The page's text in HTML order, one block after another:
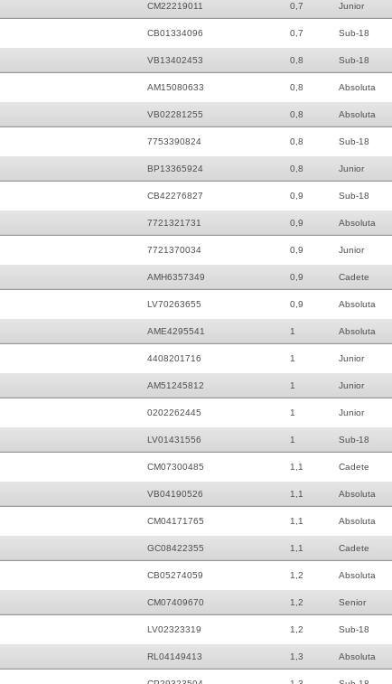
CM22219011 0,7 Junior
CB01334096 0,7 Sub-18
VB13402453 0,8 Sub-18
AM15080633 0,8 Absoluta
VB02281255 0,8 Absoluta
7753390824 0,8 Sub-18
BP13365924 0,8 Junior
CB42276827 0,9 Sub-18
7721321731 0,9 Absoluta
7721370034 0,9 Junior
AMH6357349 0,9 Cadete
LV70263655 0,9 Absoluta
AME4295541 1 Absoluta
4408201716 1 Junior
AM51245812 1 Junior
0202262445 1 Junior
LV01431556 1 Sub-18
CM07300485 1,1 Cadete
VB04190526 1,1 Absoluta
CM04171765 1,1 Absoluta
GC08422355 1,1 Cadete
CB05274059 1,2 Absoluta
CM07409670 1,2 Senior
LV02323319 1,2 Sub-18
RL04149413 1,3 Absoluta